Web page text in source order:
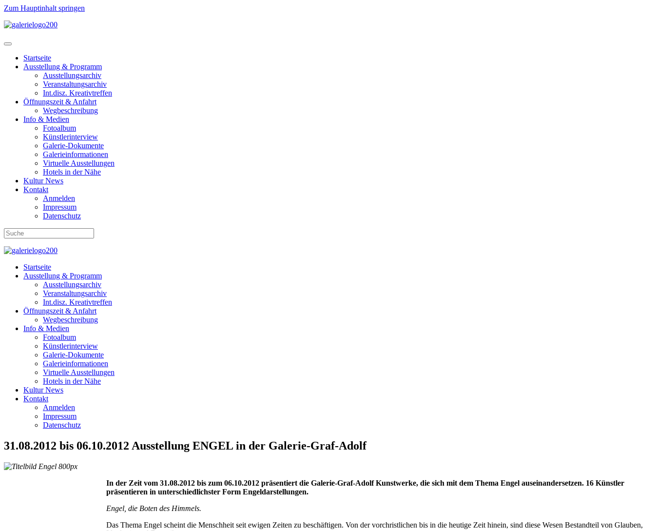
Zum Hauptinhalt springen
Startseite
Ausstellung & Programm
Ausstellungsarchiv
Veranstaltungsarchiv
Int.disz. Kreativtreffen
Öffnungszeit & Anfahrt
Wegbeschreibung
Info & Medien
Fotoalbum
Künstlerinterview
Galerie-Dokumente
Galerieinformationen
Virtuelle Ausstellungen
Hotels in der Nähe
Kultur News
Kontakt
Anmelden
Impressum
Datenschutz
Startseite
Ausstellung & Programm
Ausstellungsarchiv
Veranstaltungsarchiv
Int.disz. Kreativtreffen
Öffnungszeit & Anfahrt
Wegbeschreibung
Info & Medien
Fotoalbum
Künstlerinterview
Galerie-Dokumente
Galerieinformationen
Virtuelle Ausstellungen
Hotels in der Nähe
Kultur News
Kontakt
Anmelden
Impressum
Datenschutz
31.08.2012 bis 06.10.2012 Ausstellung ENGEL in der Galerie-Graf-Adolf
In der Zeit vom 31.08.2012 bis zum 06.10.2012 präsentiert die Galerie-Graf-Adolf Kunstwerke, die sich mit dem Thema Engel auseinandersetzen. 16 Künstler
präsentieren in unterschiedlichster Form Engeldarstellungen.
Engel, die Boten des Himmels.
Das Thema Engel scheint die Menschheit seit ewigen Zeiten zu beschäftigen. Von der vorchristlichen bis in die heutige Zeit hinein, sind diese Wesen Bestandteil von Glauben,